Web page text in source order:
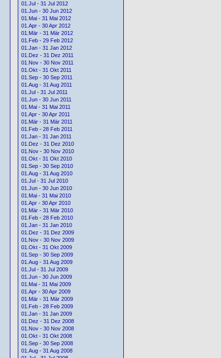
01.Jul - 31 Jul 2012
01.Jun - 30 Jun 2012
01.Mai - 31 Mai 2012
01.Apr - 30 Apr 2012
01.Mär - 31 Mär 2012
01.Feb - 29 Feb 2012
01.Jan - 31 Jan 2012
01.Dez - 31 Dez 2011
01.Nov - 30 Nov 2011
01.Okt - 31 Okt 2011
01.Sep - 30 Sep 2011
01.Aug - 31 Aug 2011
01.Jul - 31 Jul 2011
01.Jun - 30 Jun 2011
01.Mai - 31 Mai 2011
01.Apr - 30 Apr 2011
01.Mär - 31 Mär 2011
01.Feb - 28 Feb 2011
01.Jan - 31 Jan 2011
01.Dez - 31 Dez 2010
01.Nov - 30 Nov 2010
01.Okt - 31 Okt 2010
01.Sep - 30 Sep 2010
01.Aug - 31 Aug 2010
01.Jul - 31 Jul 2010
01.Jun - 30 Jun 2010
01.Mai - 31 Mai 2010
01.Apr - 30 Apr 2010
01.Mär - 31 Mär 2010
01.Feb - 28 Feb 2010
01.Jan - 31 Jan 2010
01.Dez - 31 Dez 2009
01.Nov - 30 Nov 2009
01.Okt - 31 Okt 2009
01.Sep - 30 Sep 2009
01.Aug - 31 Aug 2009
01.Jul - 31 Jul 2009
01.Jun - 30 Jun 2009
01.Mai - 31 Mai 2009
01.Apr - 30 Apr 2009
01.Mär - 31 Mär 2009
01.Feb - 28 Feb 2009
01.Jan - 31 Jan 2009
01.Dez - 31 Dez 2008
01.Nov - 30 Nov 2008
01.Okt - 31 Okt 2008
01.Sep - 30 Sep 2008
01.Aug - 31 Aug 2008